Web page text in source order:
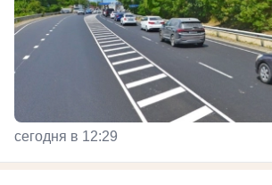
сегодня в 12:29